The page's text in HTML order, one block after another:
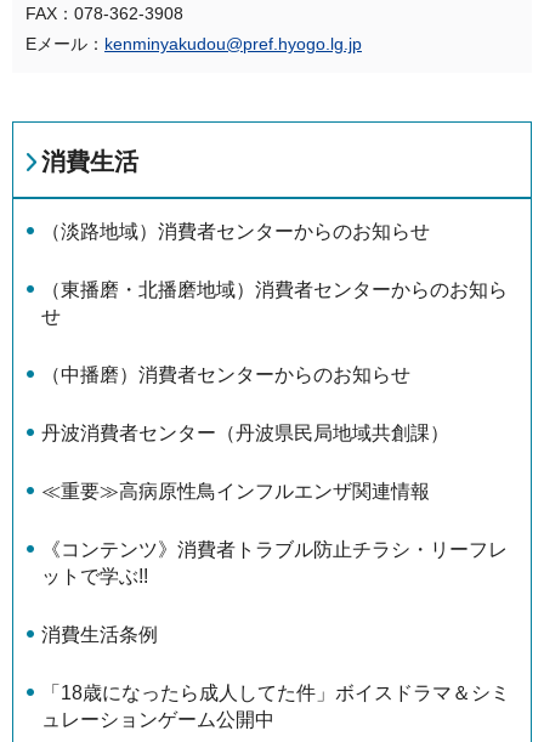
FAX：078-362-3908
Eメール： kenminyakudou@pref.hyogo.lg.jp
消費生活
（淡路地域）消費者センターからのお知らせ
（東播磨・北播磨地域）消費者センターからのお知ら
せ
（中播磨）消費者センターからのお知らせ
丹波消費者センター（丹波県民局地域共創課）
≪重要≫高病原性鳥インフルエンザ関連情報
《コンテンツ》消費者トラブル防止チラシ・リーフレ
ットで学ぶ!!
消費生活条例
「18歳になったら成人してた件」ボイスドラマ＆シミ
ュレーションゲーム公開中